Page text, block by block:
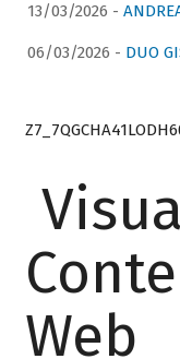
13/03/2026 -
06/03/2026 - DUO
Web